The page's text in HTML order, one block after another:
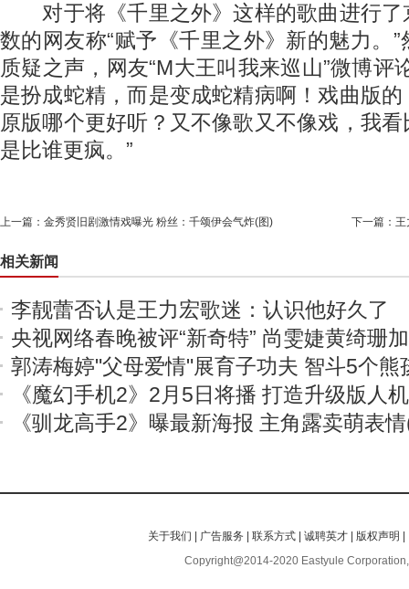
对于将《千里之外》这样的歌曲进行了
数的网友称“赋予《千里之外》新的魅力。
质疑之声，网友“M大王叫我来巡山”微博评
是扮成蛇精，而是变成蛇精病啊！戏曲版
原版哪个更好听？又不像歌又不像戏，我
是比谁更疯。”
上一篇： 金秀贤旧剧激情戏曝光 粉丝：千颂伊会气炸(图) 下一篇：
相关新闻
李靓蕾否认是王力宏歌迷：认识他好久了
央视网络春晚被评“新奇特” 尚雯婕黄绮珊
郭涛梅婷"父母爱情"展育子功夫 智斗5个熊
《魔幻手机2》2月5日将播 打造升级版人
《驯龙高手2》曝最新海报 主角露卖萌表
关于我们 广告服务 |联系方式 |诚聘英才 版权声明
Copyright@2014-2020 Eastyule